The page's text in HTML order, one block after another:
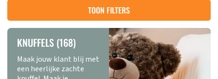
TOON FILTERS
KNUFFELS (168)
Maak jouw klant blij met
een heerlijke zachte